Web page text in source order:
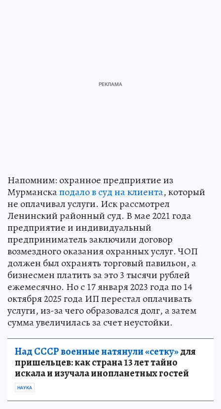
Напомним: охранное предприятие из
Мурманскаподало в суд на клиента, который
не оплачивал услуги. Иск рассмотрел
Ленинский районный суд. В мае 2021 года
предприятие и индивидуальный
предприниматель заключили договор
возмездного оказания охранных услуг. ЧОП
должен был охранять торговый павильон, а
бизнесмен платить за это 3 тысячи рублей
ежемесячно. Но с 17 января 2023 года по 14
октября 2025 года ИП перестал оплачивать
услуги, из-за чего образовался долг, а затем
сумма увеличилась за счет неустойки.
Над СССР военные натянули «сетку»для
пришельцев: как страна 13 лет тайно
искала и изучала инопланетных гостей
НАУКА